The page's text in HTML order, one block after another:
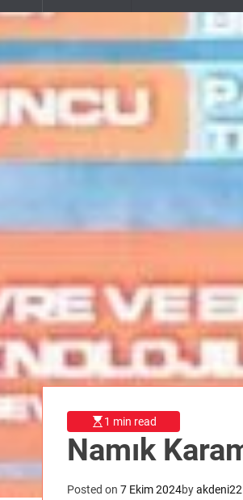
1 min read
Namık
Posted on 7 Ekim 2024byakdeni22